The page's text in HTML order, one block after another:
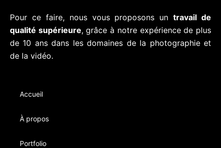
Pour ce faire, nous vous proposons untravail de
qualité supérieure, grâce à notre expérience de plus
de 10 ans dans les domaines de la photographie et
de la vidéo.
Accueil
À propos
Portfolio